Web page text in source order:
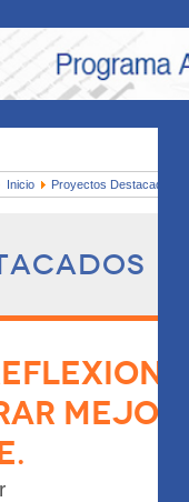
Inicio Proyectos Destacados